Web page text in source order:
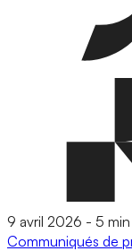
9 avril 2026 - 5 min
Communiqués de